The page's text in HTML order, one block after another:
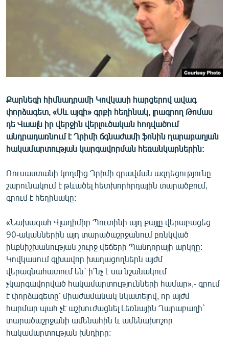
ՏՏ ԵՒ ԻՆՏԵՐՆԵՏ
ԱՐԽԻՎ
ՏԵՍԱՆՅՈՒԹԵՐ
ԲԱՆԱՎԵՃ
ՁԳՏԵԼՈՎ ԼԱՎԱԳՈՒՅՆԻՆ
ՓՈԴՔԱՍԹ
Հայերեն
English
Русский
ՀԵՏԵՎԵՔ ՄԵԶ
«Ազատության» բոլոր կայքերը
Քարնեգի հիմնադրամի Կովկասի հարցերով ավագ
փորձագետ, «Սև այգի» գրքի հեղինակ, լրագրող Թոմաս
դե Վաալն իր վերջին վերլուծական հոդվածում
անդրադառնում է Ղրիմի ճգնաժամի ֆոնին ղարաբաղյան
հակամարտության կարգավորման հեռանկարներին:
Ռուսաստանի կողմից Ղրիմի գրավման ազդեցությունը
շարունակում է թևածել հետխորհրդային տարածքում,
գրում է հեղինակը:
«Նախագահ Վլադիմիր Պուտինի այդ քայլը վերաբացեց
90-ականներին այդ տարածաշրջանում բռնկված
ինքնիշխանության շուրջ վեճերի Պանդորայի արկղը:
Կովկասում գլխավոր խաղացողներն այժմ
վերագնահատում են` ի՞նչ է սա նշանակում
չկարգավորված հակամարտությունների համար»,- գրում
է փորձագետը՝ միաժամանակ նկատելով, որ այժմ
հարմար պահ չէ աշխուժացնել Լեռնային Ղարաբաղի`
տարածաշրջանի ամենահին և ամենախոշոր
հակամարտության խնդիրը: